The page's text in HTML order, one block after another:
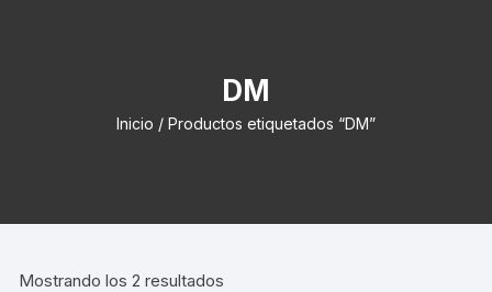
DM
Inicio / Productos etiquetados “DM”
Mostrando los 2 resultados